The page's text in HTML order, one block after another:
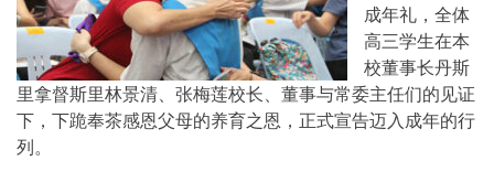
成年礼，全体
高三学生在本
校董事长丹斯
里拿督斯里林景清、张梅莲校长、董事与常委主任们的见证
下，下跪奉茶感恩父母的养育之恩，正式宣告迈入成年的行
列。